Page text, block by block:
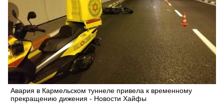
Авария в Кармельском туннеле привела к временному
прекращению дижения - Новости Хайфы